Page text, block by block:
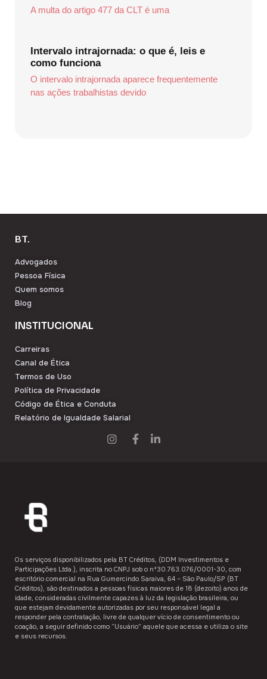
A multa do artigo 477 da CLT é uma
Intervalo intrajornada: o que é, leis e
como funciona
O intervalo intrajornada aparece frequentemente
nas ações trabalhistas devido
BT.
Advogados
Pessoa Física
Quem somos
Blog
INSTITUCIONAL
Carreiras
Canal de Ética
Termos de Uso
Política de Privacidade
Código de Ética e Conduta
Relatório de Igualdade Salarial
Os serviços disponibilizados pela ​BT Créditos,​ (DDM Investimentos e
Participações Ltda.), inscrita no CNPJ sob o nº30.763.076/0001-30, com
escritório comercial na Rua Gumercindo Saraiva, 64 – São Paulo/SP (BT
Créditos), são destinados a ​pessoas físicas maiores de 18 (dezoito) anos de
idade,​ consideradas civilmente capazes à luz da legislação brasileira, ou
que estejam devidamente autorizadas por seu responsável legal a
responder pela contratação, livre de qualquer vício de consentimento ou
coação, a seguir definido como “Usuário”​​ aquele que acessa e utiliza o site
e seus recursos.